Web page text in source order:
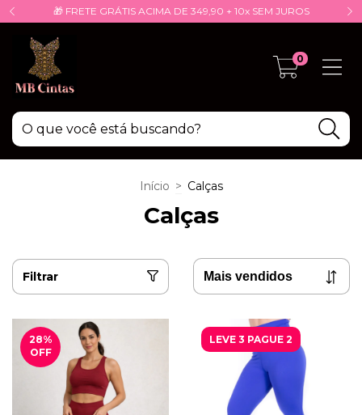
🎁 FRETE GRÁTIS ACIMA DE 349,90 + 10x SEM JUROS
0
Início > Calças
Calças
Filtrar
28%
OFF
LEVE 3 PAGUE 2